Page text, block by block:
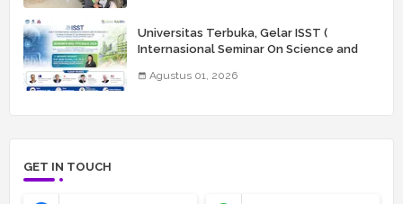
Universitas Terbuka, Gelar ISST (
Internasional Seminar On Science and
Agustus 01, 2026
GET IN TOUCH